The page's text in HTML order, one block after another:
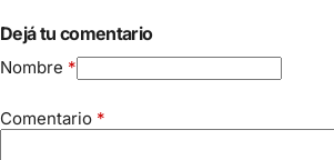
Dejá tu comentario
Nombre *
Comentario *